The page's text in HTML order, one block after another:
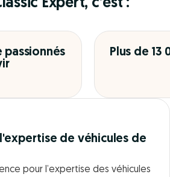
Expert, c’est :
passionnés
Plus de 13
de véhicules de
pour l’expertise des véhicules